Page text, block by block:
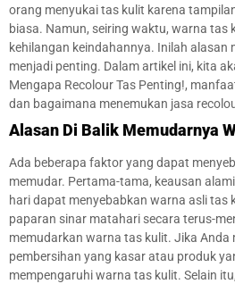
orang menyukai tas kulit karena
biasa. Namun, seiring waktu, warna tas
kehilangan keindahannya. Inilah alasan
menjadi penting. Dalam artikel ini, kita
Mengapa Recolour Tas Penting!,
dan bagaimana menemukan jasa
Alasan Di Balik Memudarnya
Ada beberapa faktor yang dapat
memudar. Pertama-tama, keausan
hari dapat menyebabkan warna asli tas
paparan sinar matahari secara terus-
memudarkan warna tas kulit. Jika Anda
pembersihan yang kasar atau produk
mempengaruhi warna tas kulit. Selain